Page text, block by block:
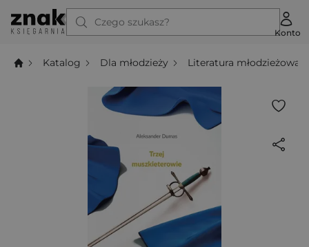
Czego szukasz?
Konto
Katalog Dla młodzieży Literatura młodzieżowa